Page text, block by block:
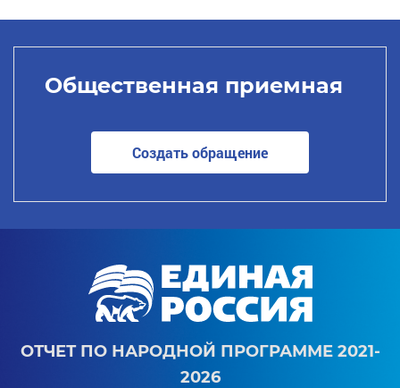
Общественная приемная
Создать обращение
ОТЧЕТ ПО НАРОДНОЙ ПРОГРАММЕ 2021-
2026